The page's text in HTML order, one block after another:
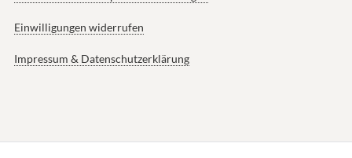
Einwilligungen widerrufen
Impressum & Datenschutzerklärung